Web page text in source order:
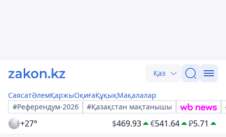
Қаз
СаясатӘлемҚаржыОқиғаҚұқықМақалалар
#Референдум-2026
#Қазақстан мақтанышы
+27° $469.93 €541.64 ₽5.71